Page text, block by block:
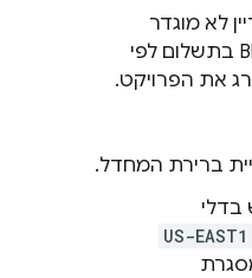
לא מוגדר
לתוכנית התמחור Blaze בתשלום לפי
את הפרויקט.
ברירת המחדל.
US-EAST1